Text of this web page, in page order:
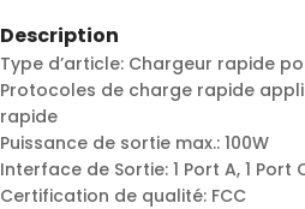
Description
Type d’article: Chargeur rapide
Protocoles de charge rapide
rapide
Puissance de sortie max.: 100W
Interface de Sortie: 1 Port A, 1 Port
Certification de qualité: FCC